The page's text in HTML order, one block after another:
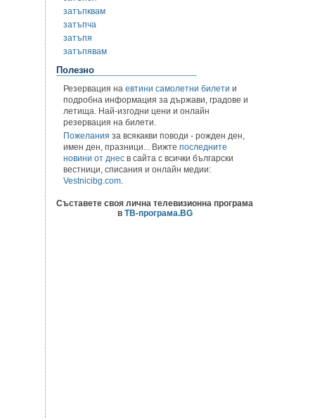
затъпквам
затъпча
затъпя
затъпявам
Полезно
Резервация на евтини самолетни билети и
подробна информация за държави, градове и
летища. Най-изгодни цени и онлайн
резервация на билети.
Пожелания за всякакви поводи - рожден ден,
имен ден, празници... Вижте последните
новини от днес в сайта с всички български
вестници, списания и онлайн медии:
Vestnicibg.com.
Съставете своя лична телевизионна програма
в ТВ-програма.BG